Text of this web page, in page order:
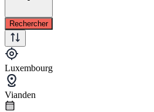
Rechercher
Luxembourg
Vianden